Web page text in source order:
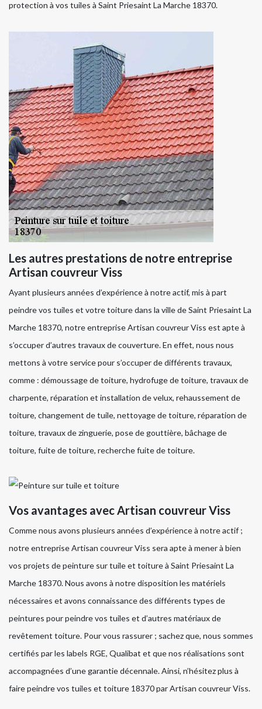
protection à vos tuiles à Saint Priesaint La Marche 18370.
Les autres prestations de notre entreprise
Artisan couvreur Viss
Ayant plusieurs années d’expérience à notre actif, mis à part
peindre vos tuiles et votre toiture dans la ville de Saint Priesaint La
Marche 18370, notre entreprise Artisan couvreur Viss est apte à
s’occuper d’autres travaux de couverture. En effet, nous nous
mettons à votre service pour s’occuper de différents travaux,
comme : démoussage de toiture, hydrofuge de toiture, travaux de
charpente, réparation et installation de velux, rehaussement de
toiture, changement de tuile, nettoyage de toiture, réparation de
toiture, travaux de zinguerie, pose de gouttière, bâchage de
toiture, fuite de toiture, recherche fuite de toiture.
Vos avantages avec Artisan couvreur Viss
Comme nous avons plusieurs années d’expérience à notre actif ;
notre entreprise Artisan couvreur Viss sera apte à mener à bien
vos projets de peinture sur tuile et toiture à Saint Priesaint La
Marche 18370. Nous avons à notre disposition les matériels
nécessaires et avons connaissance des différents types de
peintures pour peindre vos tuiles et d’autres matériaux de
revêtement toiture. Pour vous rassurer ; sachez que, nous sommes
certifiés par les labels RGE, Qualibat et que nos réalisations sont
accompagnées d’une garantie décennale. Ainsi, n’hésitez plus à
faire peindre vos tuiles et toiture 18370 par Artisan couvreur Viss.